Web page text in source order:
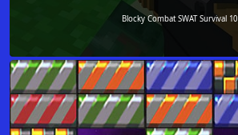
Blocky Combat SWAT Survival 10